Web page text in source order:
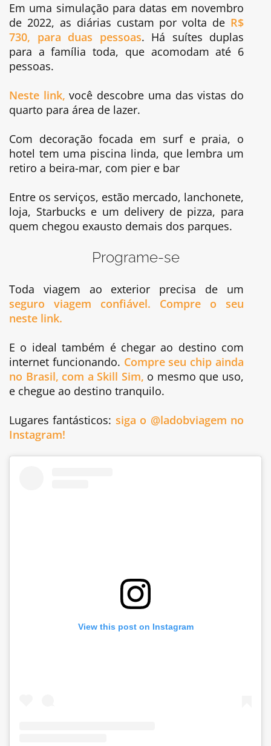
Em uma simulação para datas em novembro
de 2022, as diárias custam por volta de R$
730, para duas pessoas. Há suítes duplas
para a família toda, que acomodam até 6
pessoas.
Neste link, você descobre uma das vistas do
quarto para área de lazer.
Com decoração focada em surf e praia, o
hotel tem uma piscina linda, que lembra um
retiro a beira-mar, com pier e bar
Entre os serviços, estão mercado, lanchonete,
loja, Starbucks e um delivery de pizza, para
quem chegou exausto demais dos parques.
Programe-se
Toda viagem ao exterior precisa de um
seguro viagem confiável. Compre o seu
neste link.
E o ideal também é chegar ao destino com
internet funcionando. Compre seu chip ainda
no Brasil, com a Skill Sim, o mesmo que uso,
e chegue ao destino tranquilo.
Lugares fantásticos: siga o @ladobviagem no
Instagram!
View this post on Instagram